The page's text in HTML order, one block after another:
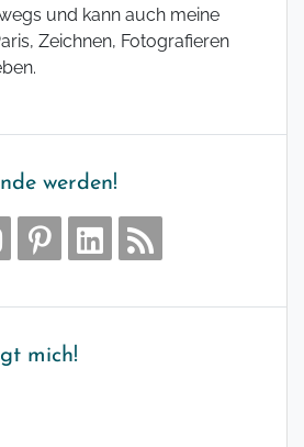
und kann auch meine
Zeichnen, Fotografieren
werden!
mich!